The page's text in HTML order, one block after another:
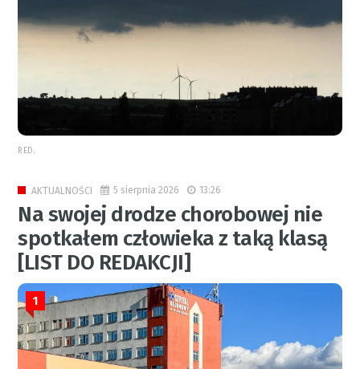
RED.
AKTUALNOŚCI 5 sierpnia 2026 13:26
Na swojej drodze chorobowej nie
spotkałem człowieka z taką klasą
[LIST DO REDAKCJI]
1